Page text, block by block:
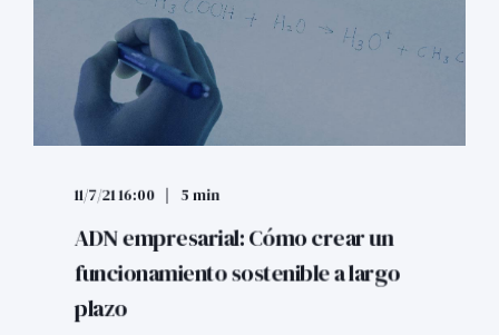
11/7/21 16:00 5 min
ADN empresarial: Cómo crear un
funcionamiento sostenible a largo
plazo